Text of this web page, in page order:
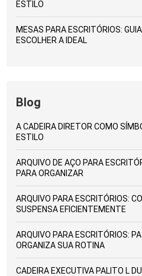
ESTILO
MESAS PARA ESCRITÓRIOS: GUIA COMPLETO PARA
ESCOLHER A IDEAL
Blog
A CADEIRA DIRETOR COMO SÍMBOLO DE PRODUTIVIDADE E
ESTILO
ARQUIVO DE AÇO PARA ESCRITÓRIOS: O GUIA COMPLETO
PARA ORGANIZAR
ARQUIVO PARA ESCRITÓRIOS: COMO USAR PASTA
SUSPENSA EFICIENTEMENTE
ARQUIVO PARA ESCRITÓRIOS: PASTA SUSPENSA QUE
ORGANIZA SUA ROTINA
CADEIRA EXECUTIVA PALITO L DUPLO: O GUIA COMPLETO